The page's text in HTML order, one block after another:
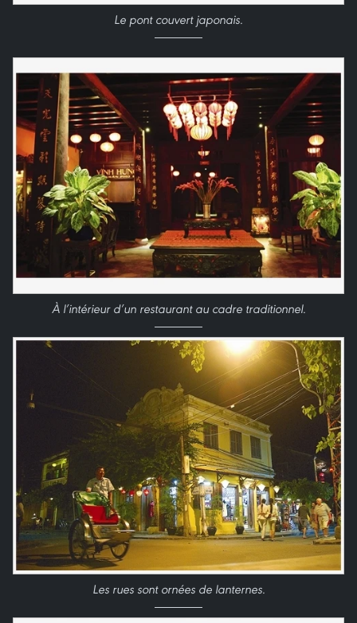
Le pont couvert japonais.
À l’intérieur d’un restaurant au cadre traditionnel.
Les rues sont ornées de lanternes.